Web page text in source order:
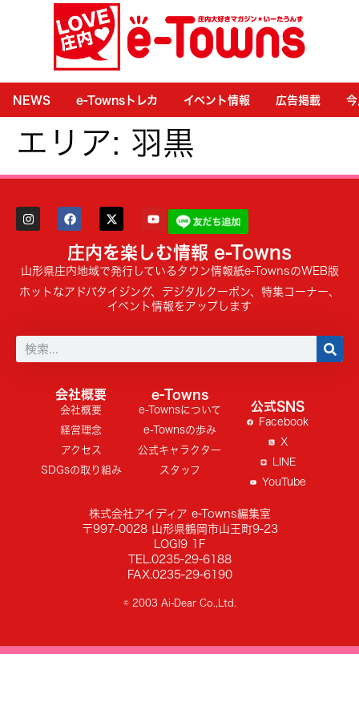
NEWS e-Townsトレカ イベント情報 広告掲載
エリア: 羽黒
庄内を楽しむ情報 e-Towns
山形県庄内地域で発行しているタウン情報紙e-TownsのWEB版
ホットなアドバタイジング、デジタルクーポン、特集コーナー、
イベント情報をアップします
会社概要
会社概要
経営理念
アクセス
SDGsの取り組み
e-Towns
e-Townsについて
e-Townsの歩み
公式キャラクター
スタッフ
公式SNS
Facebook
X
LINE
YouTube
株式会社アイディア e-Towns編集室
〒997-0028 山形県鶴岡市山王町9-23
LOGI9 1F
TEL.0235-29-6188
FAX.0235-29-6190
© 2003 Ai-Dear Co.,Ltd.